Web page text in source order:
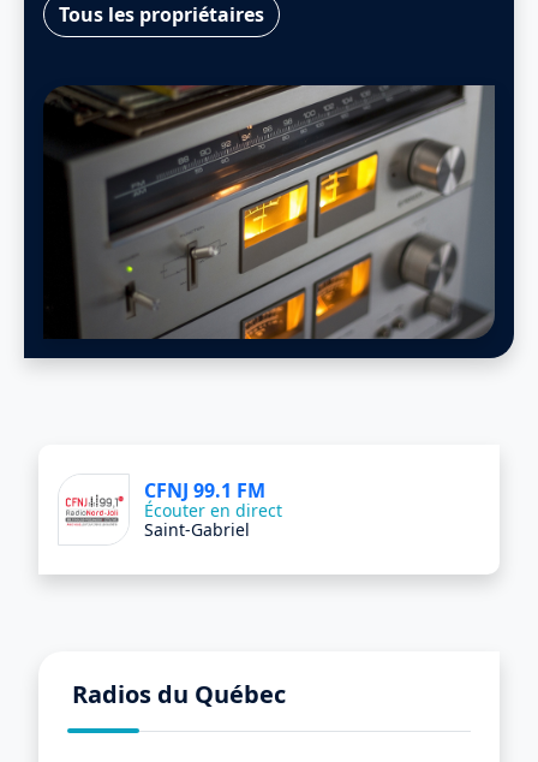
Tous les propriétaires
CFNJ 99.1 FM
Écouter en direct
Saint-Gabriel
Radios du Québec